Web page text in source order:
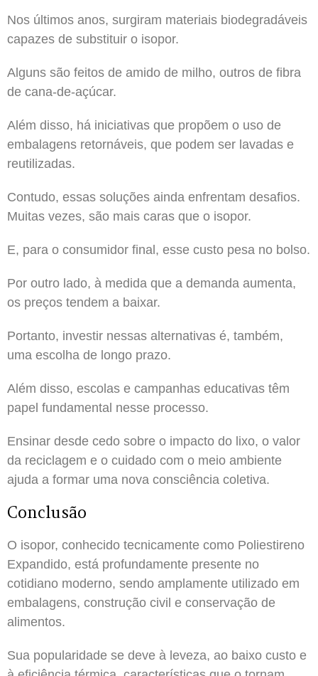
Nos últimos anos, surgiram materiais biodegradáveis
capazes de substituir o isopor.
Alguns são feitos de amido de milho, outros de fibra
de cana-de-açúcar.
Além disso, há iniciativas que propõem o uso de
embalagens retornáveis, que podem ser lavadas e
reutilizadas.
Contudo, essas soluções ainda enfrentam desafios.
Muitas vezes, são mais caras que o isopor.
E, para o consumidor final, esse custo pesa no bolso.
Por outro lado, à medida que a demanda aumenta,
os preços tendem a baixar.
Portanto, investir nessas alternativas é, também,
uma escolha de longo prazo.
Além disso, escolas e campanhas educativas têm
papel fundamental nesse processo.
Ensinar desde cedo sobre o impacto do lixo, o valor
da reciclagem e o cuidado com o meio ambiente
ajuda a formar uma nova consciência coletiva.
Conclusão
O isopor, conhecido tecnicamente como Poliestireno
Expandido, está profundamente presente no
cotidiano moderno, sendo amplamente utilizado em
embalagens, construção civil e conservação de
alimentos.
Sua popularidade se deve à leveza, ao baixo custo e